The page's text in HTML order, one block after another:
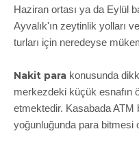
Haziran ortası ya da Eylül
Ayvalık'ın zeytinlik yolları
turları için neredeyse
Nakit para konusunda
merkezdeki küçük esnafın
etmektedir. Kasabada ATM
yoğunluğunda para bitmesi